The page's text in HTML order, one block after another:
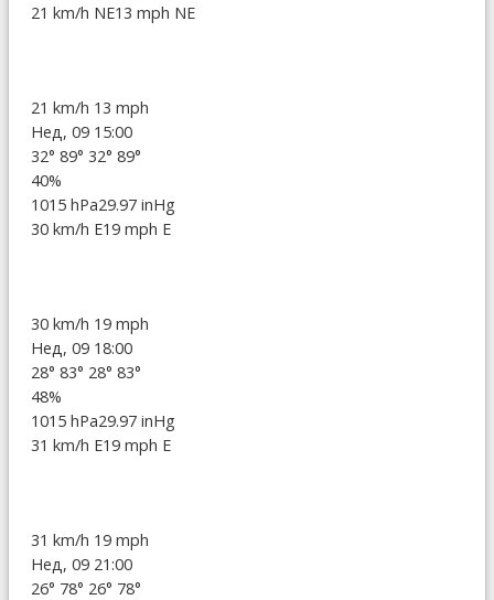
21 km/h NE13 mph NE
21 km/h 13 mph
Нед, 09 15:00
32° 89° 32° 89°
40%
1015 hPa29.97 inHg
30 km/h E19 mph E
30 km/h 19 mph
Нед, 09 18:00
28° 83° 28° 83°
48%
1015 hPa29.97 inHg
31 km/h E19 mph E
31 km/h 19 mph
Нед, 09 21:00
26° 78° 26° 78°